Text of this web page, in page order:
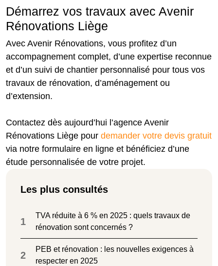
Démarrez vos travaux avec Avenir
Rénovations Liège
Avec Avenir Rénovations, vous profitez d’un
accompagnement complet, d’une expertise reconnue
et d’un suivi de chantier personnalisé pour tous vos
travaux de rénovation, d’aménagement ou
d’extension.
Contactez dès aujourd’hui l’agence Avenir
Rénovations Liège pour demander votre devis gratuit
via notre formulaire en ligne et bénéficiez d’une
étude personnalisée de votre projet.
Les plus consultés
1
TVA réduite à 6 % en 2025 : quels travaux de
rénovation sont concernés ?
2
PEB et rénovation : les nouvelles exigences à
respecter en 2025